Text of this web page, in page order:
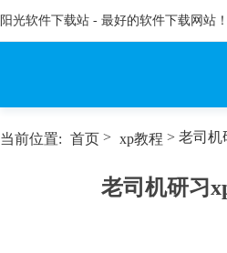
阳光软件下载站 - 最好的软件下载网站！
当前位置: 首页 > xp教程 > 老司机
老司机研习